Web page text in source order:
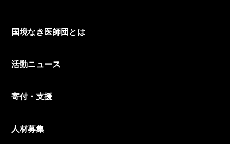
国境なき医師団とは
活動ニュース
寄付・支援
人材募集